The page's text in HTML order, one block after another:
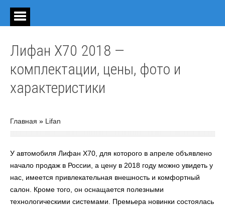
Лифан Х70 2018 —
комплектации, цены, фото и
характеристики
Главная » Lifan
У автомобиля Лифан X70, для которого в апреле объявлено
начало продаж в России, а цену в 2018 году можно увидеть у
нас, имеется привлекательная внешность и комфортный
салон. Кроме того, он оснащается полезными
технологическими системами. Премьера новинки состоялась